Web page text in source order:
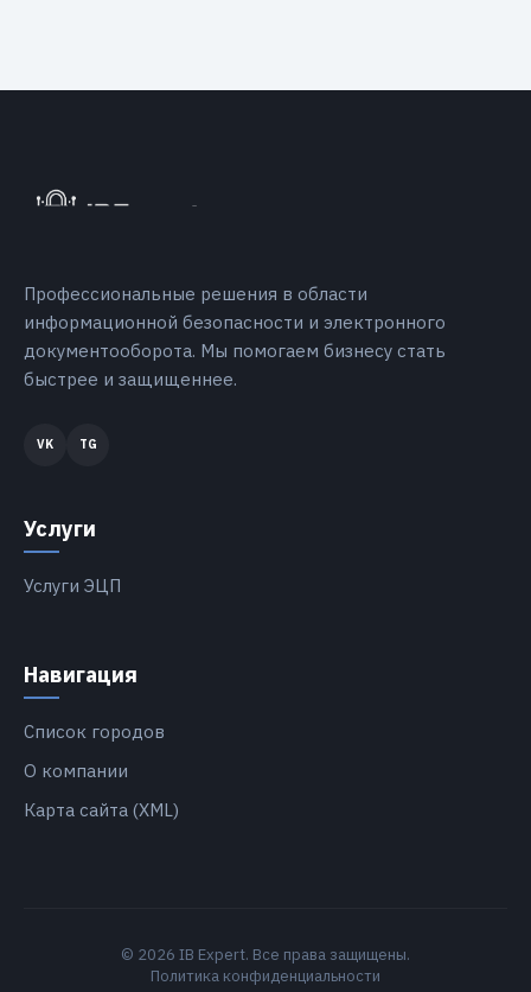
Профессиональные решения в области
информационной безопасности и электронного
документооборота. Мы помогаем бизнесу стать
быстрее и защищеннее.
Услуги
Услуги ЭЦП
Навигация
Список городов
О компании
Карта сайта (XML)
© 2026 IB Expert. Все права защищены.
Политика конфиденциальности